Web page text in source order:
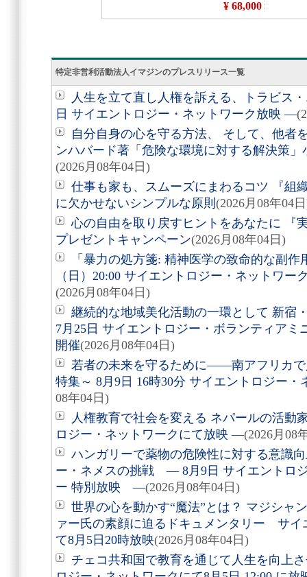
特定非営利活動法人イマジンのプレスリリース一覧
人生を立て直し人権を訴える、トラビス
日 サイエントロジー・ネットワーク放映 ―
自分自身の心を守る方法、 そして、他者
ンハバード著「危険な環境に対する解決策
(2026月08年04日)
仕事も家も、スムーズにまわるコツ 『
に欠かせないシンプルな原則 (2026月08年04
心の自由を取り戻すヒントをあなたに 『
プレゼントキャンペーン(2026月08年04日)
「暴力の処方箋: 精神医学の致命的な副
（日）20:00 サイエントロジー・ネットワー
(2026月08年04日)
継続的な地域美化活動の一環として 新宿
7月25日 サイエントロジー・ボランティアミ
開催(2026月08年04日)
若者の未来を守るために――南アフリカ
特集～ 8月9日 16時30分 サイエントロジー・
08年04日)
人権教育で社会を変える ネパールの活動
ロジー・ネットワークにて放映 ―(2026月08
ハンガリーで薬物の危険性に対する意識
ー・ネメスの挑戦 ― 8月9日 サイエントロ
ー 特別放映 ―(2026月08年04日)
世界の心を動かす“魔法”とは？ マジシャ
ァー氏の素顔に迫るドキュメンタリー サイ
て8月5日20時放映(2026月08年04日)
チェコ共和国で教育を通じて人生を向上